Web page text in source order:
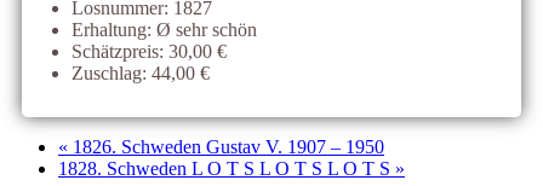
Losnummer: 1827
Erhaltung: Ø sehr schön
Schätzpreis: 30,00 €
Zuschlag: 44,00 €
« 1826. Schweden Gustav V. 1907 – 1950
1828. Schweden L O T S L O T S L O T S »